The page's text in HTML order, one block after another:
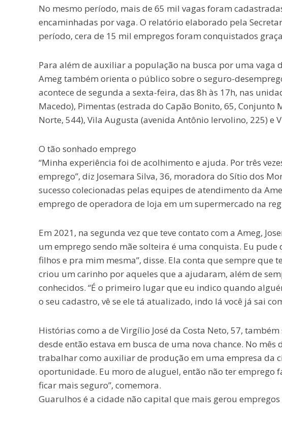
No mesmo período, mais de 65 mil vagas foram
encaminhadas por vaga. O relatório elaborado pela
período, cera de 15 mil empregos foram conquistados
Para além de auxiliar a população na busca por uma
Ameg também orienta o público sobre o seguro-
acontece de segunda a sexta-feira, das 8h às 17h, nas
Macedo), Pimentas (estrada do Capão Bonito, 65, Conjunto
Norte, 544), Vila Augusta (avenida Antônio Iervolino, 225) e
O tão sonhado emprego
“Minha experiência foi de acolhimento e ajuda. Por três
emprego”, diz Josemara Silva, 36, moradora do Sítio dos
sucesso colecionadas pelas equipes de atendimento da
emprego de operadora de loja em um supermercado na
Em 2021, na segunda vez que teve contato com a Ameg,
um emprego sendo mãe solteira é uma conquista. Eu
filhos e pra mim mesma”, disse. Ela conta que sempre
criou um carinho por aqueles que a ajudaram, além de
conhecidos. “É o primeiro lugar que eu indico quando
o seu cadastro, vê se ele tá atualizado, indo lá você já sai
Histórias como a de Virgílio José da Costa Neto, 57,
desde então estava em busca de uma nova chance. No
trabalhar como auxiliar de produção em uma empresa da
oportunidade. Eu moro de aluguel, então não ter emprego
ficar mais seguro”, comemora.
Guarulhos é a cidade não capital que mais gerou